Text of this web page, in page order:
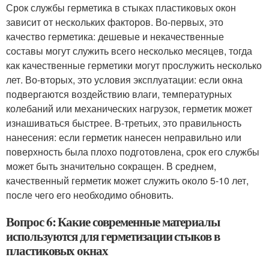
Срок службы герметика в стыках пластиковых окон
зависит от нескольких факторов. Во-первых, это
качество герметика: дешевые и некачественные
составы могут служить всего несколько месяцев, тогда
как качественные герметики могут прослужить несколько
лет. Во-вторых, это условия эксплуатации: если окна
подвергаются воздействию влаги, температурных
колебаний или механических нагрузок, герметик может
изнашиваться быстрее. В-третьих, это правильность
нанесения: если герметик нанесен неправильно или
поверхность была плохо подготовлена, срок его службы
может быть значительно сокращен. В среднем,
качественный герметик может служить около 5-10 лет,
после чего его необходимо обновить.
Вопрос 6: Какие современные материалы
используются для герметизации стыков в
пластиковых окнах